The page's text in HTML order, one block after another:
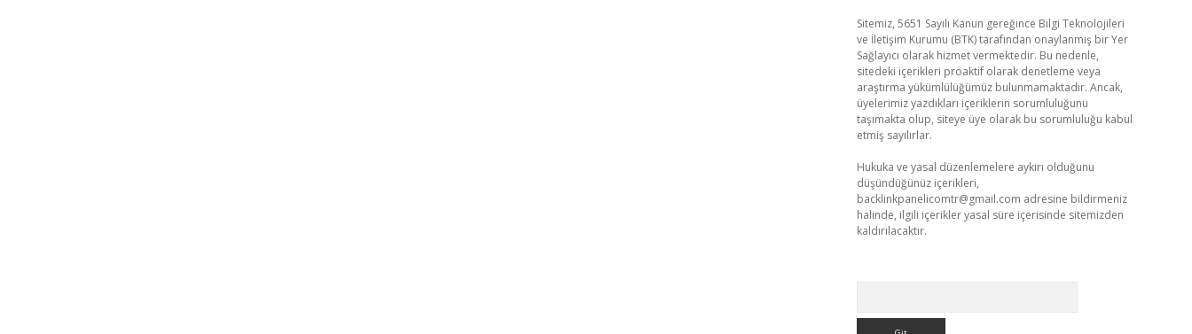
Sitemiz, 5651 Sayılı Kanun gereğince Bilgi Teknolojileri
ve İletişim Kurumu (BTK) tarafından onaylanmış bir Yer
Sağlayıcı olarak hizmet vermektedir. Bu nedenle,
sitedeki içerikleri proaktif olarak denetleme veya
araştırma yükümlülüğümüz bulunmamaktadır. Ancak,
üyelerimiz yazdıkları içeriklerin sorumluluğunu
taşımakta olup, siteye üye olarak bu sorumluluğu kabul
etmiş sayılırlar.
Hukuka ve yasal düzenlemelere aykırı olduğunu
düşündüğünüz içerikleri,
backlinkpanelicomtr@gmail.com adresine bildirmeniz
halinde, ilgili içerikler yasal süre içerisinde sitemizden
kaldırılacaktır.